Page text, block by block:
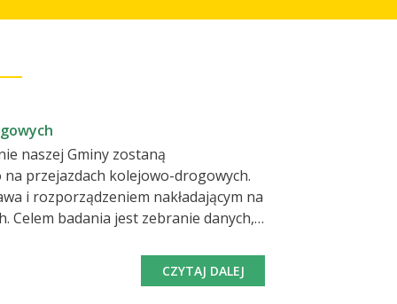
naszej Gminy zostaną
przejazdach kolejowo-drogowych.
i rozporządzeniem nakładającym na
CZYTAJ DALEJ